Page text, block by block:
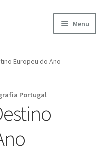
Menu
Europeu do Ano
Portugal